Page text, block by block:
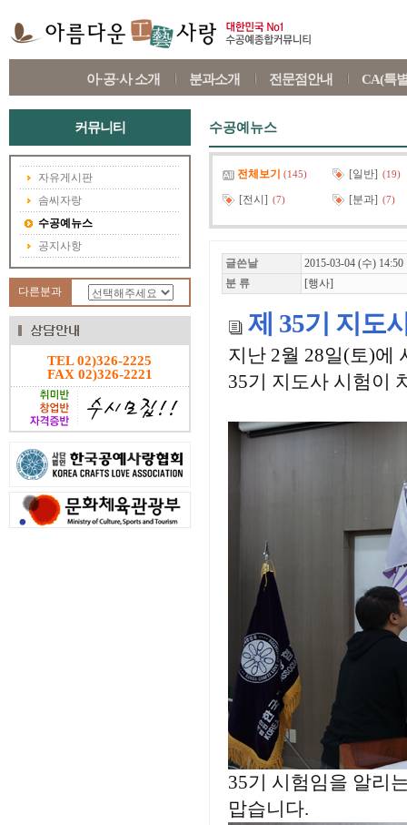
아·공·사 소개 분과소개 전문점안내 CA(특
커뮤니티
자유게시판
솜씨자랑
수공예뉴스
공지사항
다른분과
TEL 02)326-2225
FAX 02)326-2221
수공예뉴스
전체보기 (145) [일반] (19)
[전시] (7) [분과] (7)
글쓴날
2015-03-04 (수) 14:50
분 류
[행사]
제 35기 지도
지난 2월 28일(토)에
35기 지도사 시험이
35기 시험임을 알리
맙습니다.